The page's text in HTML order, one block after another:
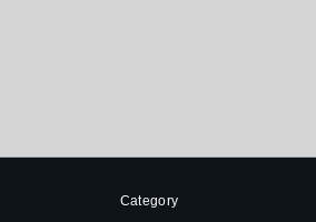
Category